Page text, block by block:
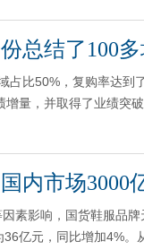
总结了100
占比50%，复购率达
量，并取得了业绩突
内市场3000
素影响，国货鞋服品
亿元，同比增加4%